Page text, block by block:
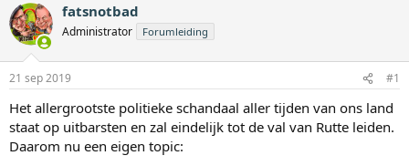
e
r
p
s
t
a
r
t
e
r
a
t
m
fatsnotbad
Administrator Forumleiding
21 sep 2019 #1
Het allergrootste politieke schandaal aller tijden van ons land
staat op uitbarsten en zal eindelijk tot de val van Rutte leiden.
Daarom nu een eigen topic: